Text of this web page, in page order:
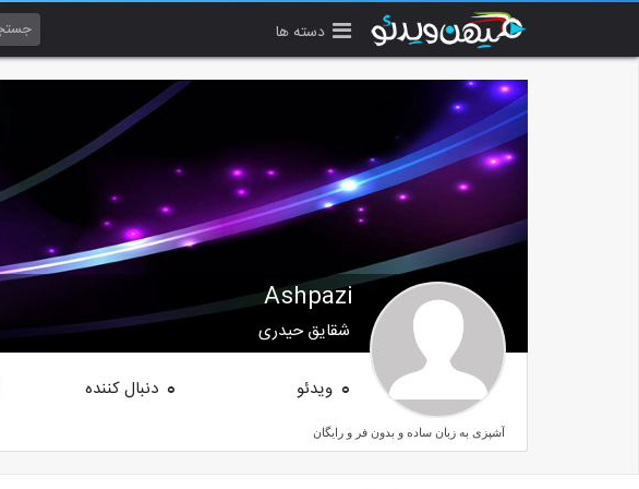
دسته ها
Ashpazi
شقایق حیدری
0 ویدئو 0 دنبال کننده
آشپزی به زبان ساده و بدون فر و رایگان